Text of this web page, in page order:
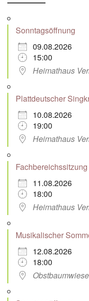
Sonntagsöffnung
09.08.2026
15:00
Heimathaus
Plattdeutscher
10.08.2026
19:00
Heimathaus
Fachbereichssitzung
11.08.2026
18:00
Heimathaus
Musikalischer
12.08.2026
18:00
Obstbaumwiese